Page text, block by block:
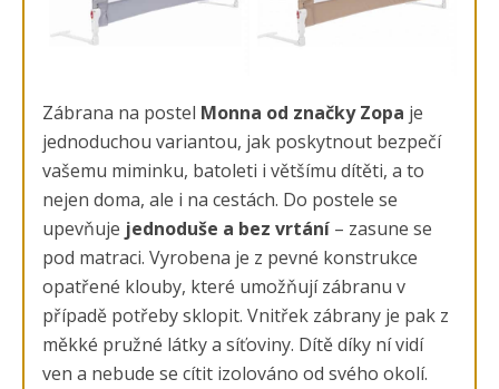
Zábrana na postel Monna od značky Zopa je
jednoduchou variantou, jak poskytnout bezpečí
vašemu miminku, batoleti i většímu dítěti, a to
nejen doma, ale i na cestách. Do postele se
upevňuje jednoduše a bez vrtání – zasune se
pod matraci. Vyrobena je z pevné konstrukce
opatřené klouby, které umožňují zábranu v
případě potřeby sklopit. Vnitřek zábrany je pak z
měkké pružné látky a síťoviny. Dítě díky ní vidí
ven a nebude se cítit izolováno od svého okolí.